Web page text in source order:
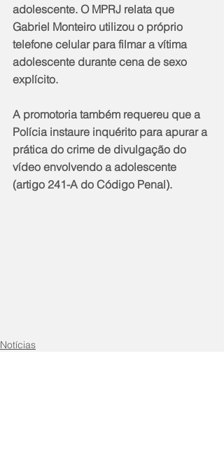
adolescente. O MPRJ relata que
Gabriel Monteiro utilizou o próprio
telefone celular para filmar a vítima
adolescente durante cena de sexo
explícito.
A promotoria também requereu que a
Polícia instaure inquérito para apurar a
prática do crime de divulgação do
vídeo envolvendo a adolescente
(artigo 241-A do Código Penal).
Notícias